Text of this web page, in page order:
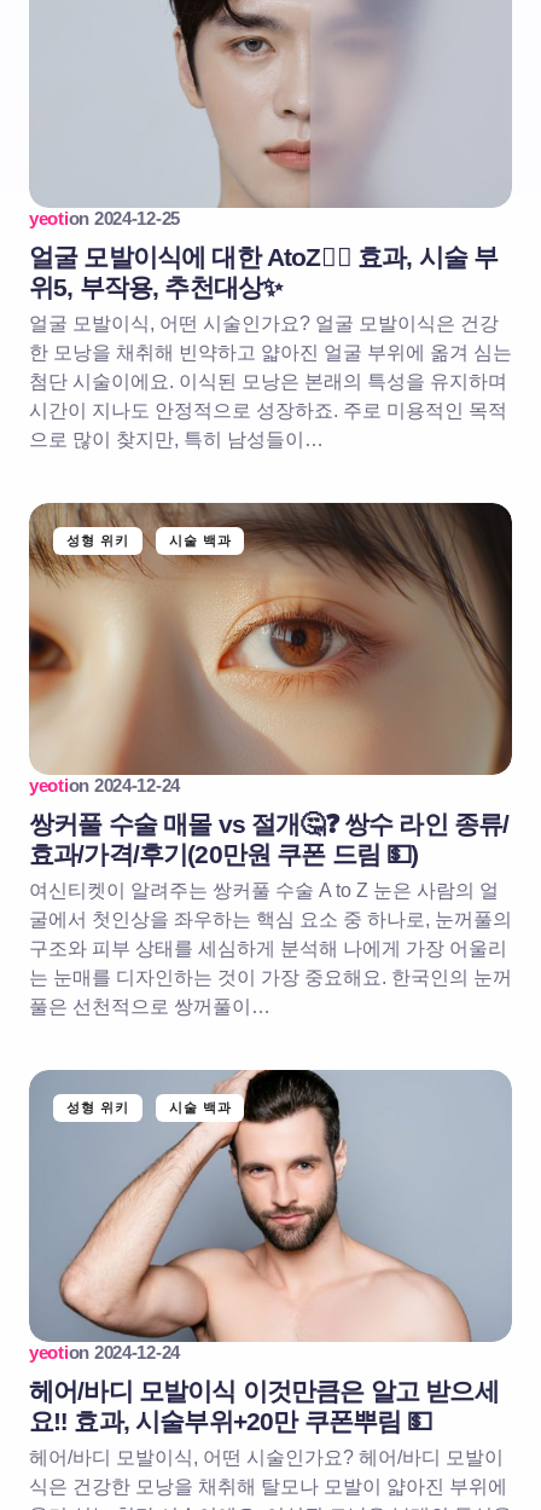
yeotion 2024-12-25
얼굴 모발이식에 대한 AtoZ🧔‍♂️ 효과, 시술 부
위5, 부작용, 추천대상✨
얼굴 모발이식, 어떤 시술인가요? 얼굴 모발이식은 건강
한 모낭을 채취해 빈약하고 얇아진 얼굴 부위에 옮겨 심는
첨단 시술이에요. 이식된 모낭은 본래의 특성을 유지하며
시간이 지나도 안정적으로 성장하죠. 주로 미용적인 목적
으로 많이 찾지만, 특히 남성들이…
성형 위키 시술 백과
yeotion 2024-12-24
쌍커풀 수술 매몰 vs 절개🤔❓ 쌍수 라인 종류/
효과/가격/후기(20만원 쿠폰 드림 💵)
여신티켓이 알려주는 쌍커풀 수술 A to Z 눈은 사람의 얼
굴에서 첫인상을 좌우하는 핵심 요소 중 하나로, 눈꺼풀의
구조와 피부 상태를 세심하게 분석해 나에게 가장 어울리
는 눈매를 디자인하는 것이 가장 중요해요. 한국인의 눈꺼
풀은 선천적으로 쌍꺼풀이…
성형 위키 시술 백과
yeotion 2024-12-24
헤어/바디 모발이식 이것만큼은 알고 받으세
요‼️ 효과, 시술부위+20만 쿠폰뿌림 💵
헤어/바디 모발이식, 어떤 시술인가요? 헤어/바디 모발이
식은 건강한 모낭을 채취해 탈모나 모발이 얇아진 부위에